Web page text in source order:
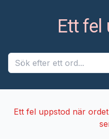
Ett fel
Ett fel uppstod när